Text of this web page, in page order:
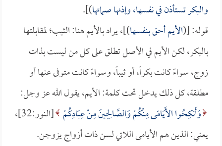
والبكر تستأذن في نفسها، وإذنها صماتها)].
قوله: [(الأيم أحق بنفسها)]، يراد بالأيم هنا: الثيب؛ لمقابلتها
بالبكر، لكن الأيم في الأصل تطلق على كل من ليست بذات
زوج، سواءً كانت بكراً، أو ثيباً، وسواءً كانت متوفى عنها أو
مطلقة، كل ذلك يدخل تحت كلمة: الأيم، يقول الله عز وجل:
وَأَنكِحُوا الأَيَامَى مِنْكُمْ وَالصَّالِحِينَ مِنْ عِبَادِكُمْ
[النور:32]،
يعني: الذين هم الأيامى اللاتي لسن ذات أزواج يزوجن.